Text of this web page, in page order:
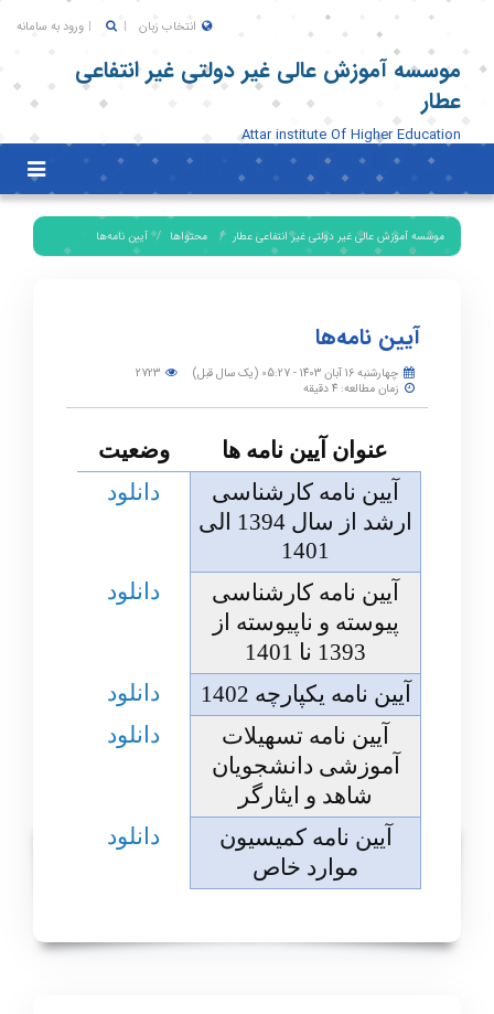
انتخاب زبان ورود به سامانه
موسسه آموزش عالی غیر دولتی غیر انتفاعی
عطار
Attar institute Of Higher Education
Toggle
موسسه آموزش عالی غیر دولتی غیر انتفاعی عطار محتواها آیین نامه‌ها
آیین نامه‌ها
چهارشنبه 16 آبان 1403 - 05:27 (یک سال قبل)
زمان مطالعه: 4 دقیقه
وضعیت
عنوان آیین نامه ها
دانلود
آیین نامه کارشناسی
ارشد از سال 1394 الی
1401
دانلود
آیین نامه کارشناسی
پیوسته و ناپیوسته از
1393 نا 1401
دانلود
آیین نامه یکپارچه 1402
دانلود
آیین نامه تسهیلات
آموزشی دانشجویان
شاهد و ایثارگر
دانلود
آیین نامه کمیسیون
موارد خاص